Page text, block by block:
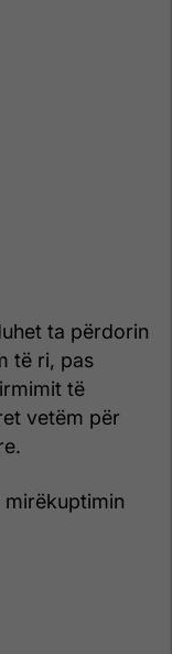
ta përdorin
të ri, pas
të
vetëm për